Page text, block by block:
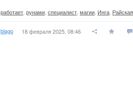
работает рунами специалист магии Инга Райская
blago 18 февраля 2025, 08:46